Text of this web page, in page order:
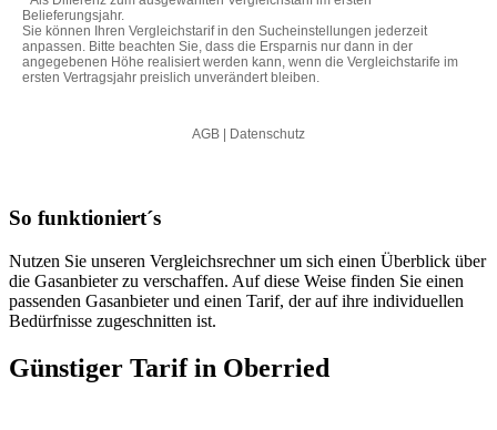
So funktioniert´s
Nutzen Sie unseren Vergleichsrechner um sich einen Überblick über
die Gasanbieter zu verschaffen. Auf diese Weise finden Sie einen
passenden Gasanbieter und einen Tarif, der auf ihre individuellen
Bedürfnisse zugeschnitten ist.
Günstiger Tarif in Oberried